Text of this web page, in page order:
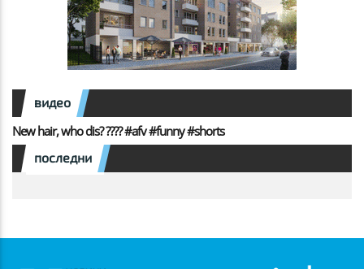
видео
New hair, who dis? ???? #afv #funny #shorts
последни